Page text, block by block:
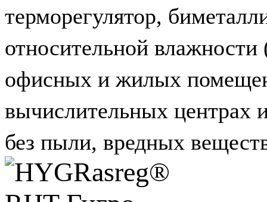
терморегулятор,
относительной
офисных и жилых
вычислительных центрах
без пыли, вредных